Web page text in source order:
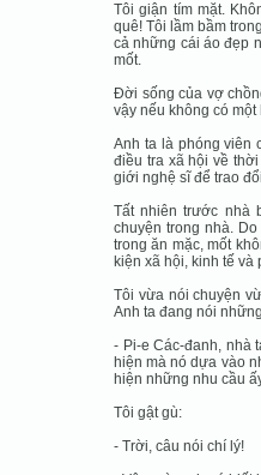
Tôi giận tím mặt.
quê! Tôi lầm bầm
cả những cái áo đẹp
mốt.
Ðời sống của vợ
vậy nếu không có
Anh ta là phóng viên
điều tra xã hội về
giới nghệ sĩ để trao
Tất nhiên trước nhà
chuyện trong nhà.
trong ăn mặc, mốt
kiện xã hội, kinh tế
Tôi vừa nói chuyện
Anh ta đang nói
- Pi-e Các-đanh, nhà
hiện mà nó dựa vào
hiện những nhu cầu
Tôi gật gù:
- Trời, câu nói chí lý!